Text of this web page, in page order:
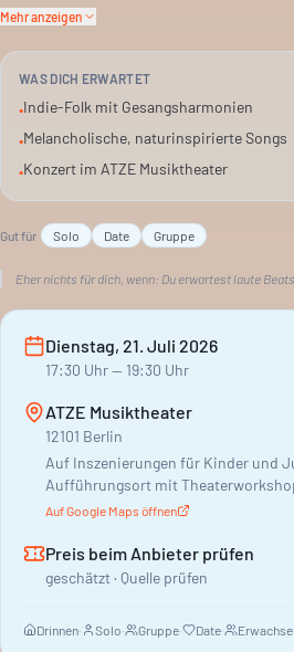
ist ein Abend für alle, die Indie-Folk
Das ATZE Musiktheater bietet den
Mehr anzeigen
WAS DICH ERWARTET
•Indie-Folk mit Gesangsharmonien
•Melancholische, naturinspirierte Songs
•Konzert im ATZE Musiktheater
Gut für Solo Date Gruppe
Eher nichts für dich, wenn: Du erwartest laute
Dienstag, 21. Juli 2026
17:30 Uhr— 19:30 Uhr
ATZE Musiktheater
12101 Berlin
Auf Inszenierungen für Kinder und
Aufführungsort mit
Auf Google Maps öffnen
Preis beim Anbieter prüfen
geschätzt · Quelle prüfen
Drinnen· Solo· Gruppe· Date·